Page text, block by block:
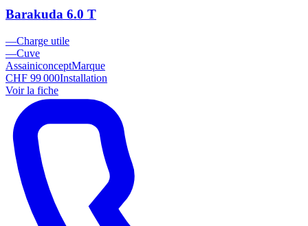
Barakuda 6.0 T
—Charge utile
—Cuve
AssainiconceptMarque
CHF 99 000Installation
Voir la fiche